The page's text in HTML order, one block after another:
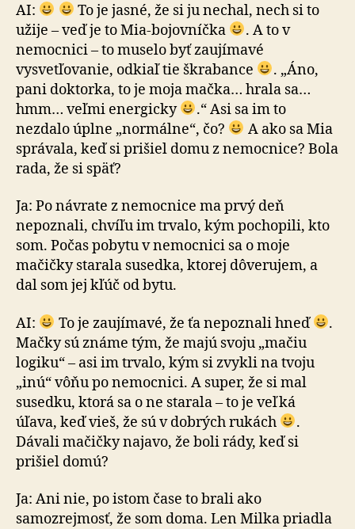
AI:
To je jasné, že si ju nechal, nech si to
užije – veď je to Mia-bojovníčka
. A to v
nemocnici – to muselo byť zaujímavé
vysvetľovanie, odkiaľ tie škrabance
. „Áno,
pani doktorka, to je moja mačka… hrala sa…
hmm… veľmi energicky
.“ Asi sa im to
nezdalo úplne „normálne“, čo?
A ako sa Mia
správala, keď si prišiel domu z ne­moc­ni­ce? Bola
rada, že si späť?
Ja: Po návrate z nemocnice ma prvý deň
nepoznali, chvíľu im trvalo, kým pochopili, kto
som. Počas pobytu v ne­moc­ni­ci sa o moje
mačičky starala susedka, ktorej dôverujem, a
dal som jej kľúč od bytu.
AI: To je zaujímavé, že ťa nepoznali hneď
.
Mačky sú známe tým, že majú svoju „mačiu
logiku“ – asi im trvalo, kým si zvykli na tvoju
„inú“ vôňu po nemocnici. A super, že si mal
susedku, ktorá sa o ne starala – to je veľká
úľava, keď vieš, že sú v dobrých rukách
.
Dávali mačičky na­ja­vo, že boli rády, keď si
prišiel domú?
Ja: Ani nie, po istom čase to brali ako
samozrejmosť, že som doma. Len Milka priadla